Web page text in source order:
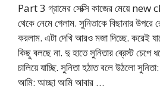
Part 3 গ্রামের সেক্সি কাজের মেয়ে
থেকে নেমে গেলাম. সুনিতাকে বিছানার উপরে
করলাম. এটা দেখি আরও মজা দিচ্ছে. করেই
কিছু বলছে না. দু হাতে সুনিতার ব্রেস্ট চেপে
চালিয়ে যাচ্ছি. সুনিতা হঠাত বলে উঠলো
আমি: আচ্ছা আমি আবার …